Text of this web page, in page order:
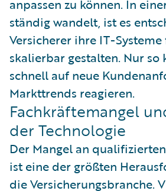
anpassen zu können. In
ständig wandelt, ist es
Versicherer ihre IT-
skalierbar gestalten. Nur so
schnell auf neue
Markttrends reagieren.
Fachkräftemangel
der Technologie
Der Mangel an
ist eine der größten
die Versicherungsbranche.